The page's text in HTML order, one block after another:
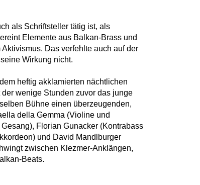
als Schriftsteller tätig ist, als
Elemente aus Balkan-Brass und
Das verfehlte auch auf der
Wirkung nicht.
heftig akklamierten nächtlichen
wenige Stunden zuvor das junge
Bühne einen überzeugenden,
della Gemma (Violine und
Florian Gunacker (Kontrabass
und David Mandlburger
zwischen Klezmer-Anklängen,
Beats.